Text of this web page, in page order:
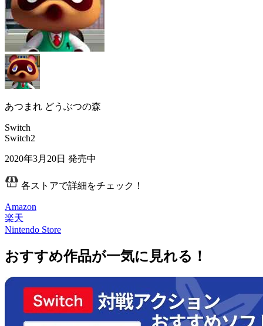
あつまれ どうぶつの森
Switch
Switch2
2020年3月20日 発売中
各ストアで詳細をチェック！
Amazon
楽天
Nintendo Store
おすすめ作品が一気に見れる！